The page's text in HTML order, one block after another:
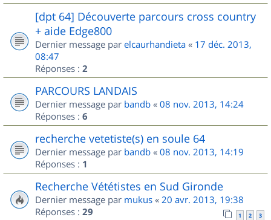
[dpt 64] Découverte parcours cross country
+ aide Edge800
Dernier message par elcaurhandieta « 17 déc. 2013,
08:47
Réponses : 2
PARCOURS LANDAIS
Dernier message par bandb « 08 nov. 2013, 14:24
Réponses : 6
recherche vetetiste(s) en soule 64
Dernier message par bandb « 08 nov. 2013, 14:19
Réponses : 1
Recherche Vététistes en Sud Gironde
Dernier message par mukus « 20 avr. 2013, 19:38
Réponses : 29 1 2 3